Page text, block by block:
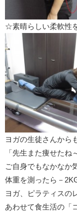
☆素晴らしい柔軟性
ヨガの生徒さんから
「先生また痩せたね
ご自身でもなかなか
体重を測ったら－
ヨガ、ピラティスの
あわせて食生活の「